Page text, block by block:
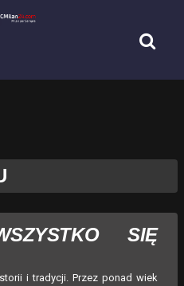
SIĘ
i tradycji. Przez ponad wiek